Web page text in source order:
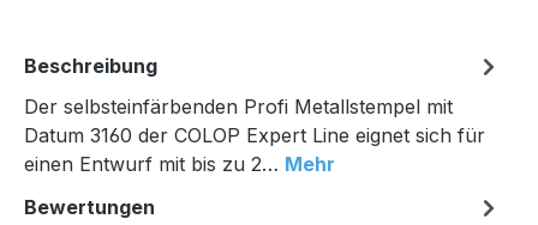
Beschreibung
Der selbsteinfärbenden Profi Metallstempel mit
Datum 3160 der COLOP Expert Line eignet sich für
einen Entwurf mit bis zu 2… Mehr
Bewertungen